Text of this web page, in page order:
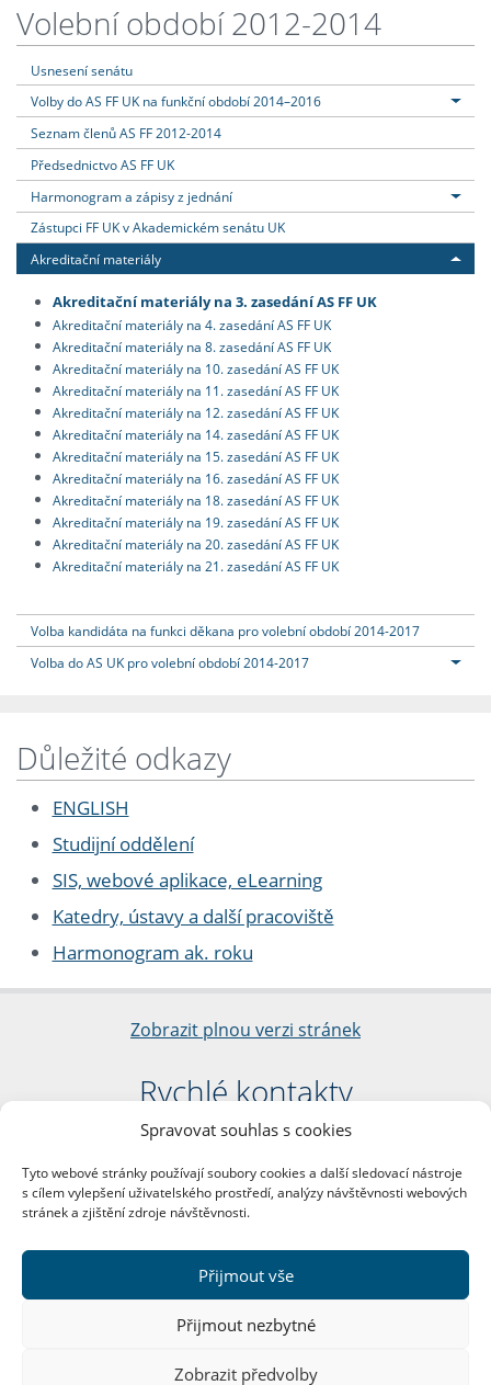
Spravovat souhlas s cookies
Tyto webové stránky používají soubory cookies a další sledovací nástroje
s cílem vylepšení uživatelského prostředí, analýzy návštěvnosti webových
stránek a zjištění zdroje návštěvnosti.
Přijmout vše
Přijmout nezbytné
Zobrazit předvolby
Volební období 2012-2014
Usnesení senátu
Volby do AS FF UK na funkční období 2014–2016
Seznam členů AS FF 2012-2014
Předsednictvo AS FF UK
Harmonogram a zápisy z jednání
Zástupci FF UK v Akademickém senátu UK
Akreditační materiály
Akreditační materiály na 3. zasedání AS FF UK
Akreditační materiály na 4. zasedání AS FF UK
Akreditační materiály na 8. zasedání AS FF UK
Akreditační materiály na 10. zasedání AS FF UK
Akreditační materiály na 11. zasedání AS FF UK
Akreditační materiály na 12. zasedání AS FF UK
Akreditační materiály na 14. zasedání AS FF UK
Akreditační materiály na 15. zasedání AS FF UK
Akreditační materiály na 16. zasedání AS FF UK
Akreditační materiály na 18. zasedání AS FF UK
Akreditační materiály na 19. zasedání AS FF UK
Akreditační materiály na 20. zasedání AS FF UK
Akreditační materiály na 21. zasedání AS FF UK
Volba kandidáta na funkci děkana pro volební období 2014-2017
Volba do AS UK pro volební období 2014-2017
Důležité odkazy
ENGLISH
Studijní oddělení
SIS, webové aplikace, eLearning
Katedry, ústavy a další pracoviště
Harmonogram ak. roku
Zobrazit plnou verzi stránek
Rychlé kontakty
Filozofická fakulta
nám. Jana Palacha 1/2
116 38 Praha 1
DIČ: CZ00216208
Další kontakty